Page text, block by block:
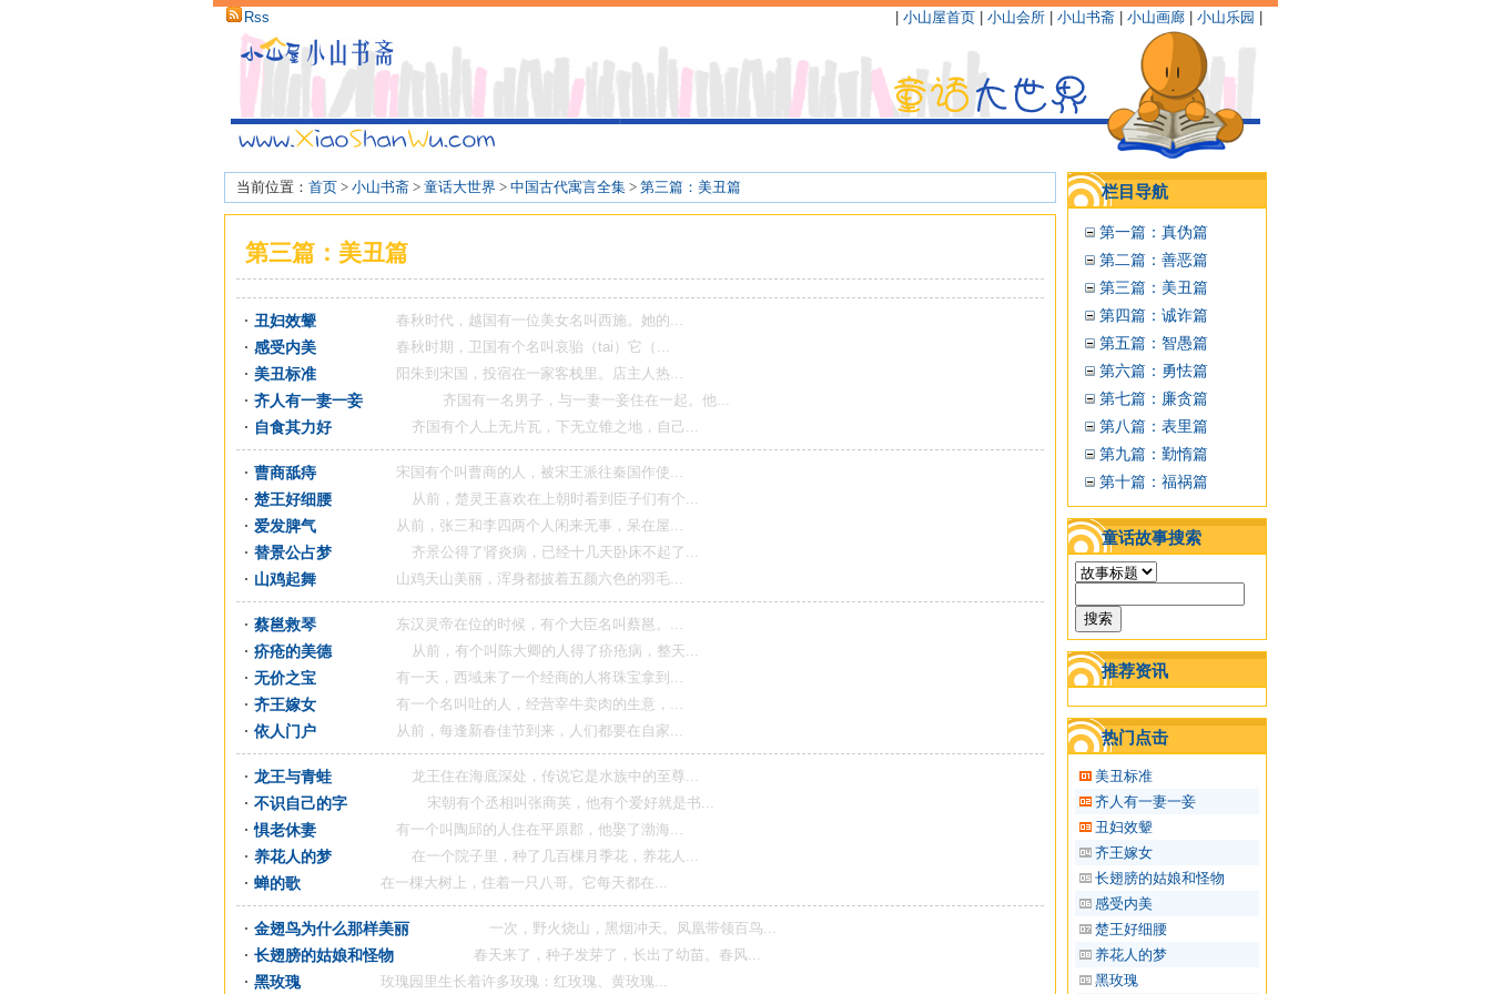
Rss 小山屋首页 小山会所 小山书斋 小山画廊 小山乐园
当前位置： 首页 > 小山书斋 > 童话大世界 > 中国古代寓言全集 > 第三篇：美丑篇
第三篇：美丑篇
丑妇效颦 春秋时代，越国有一位美女名叫西施。她的...
感受内美 春秋时期，卫国有个名叫哀骀（tai）它（...
美丑标准 阳朱到宋国，投宿在一家客栈里。店主人热...
齐人有一妻一妾 齐国有一名男子，与一妻一妾住在一起。他...
自食其力好 齐国有个人上无片瓦，下无立锥之地，自己...
曹商舐痔 宋国有个叫曹商的人，被宋王派往秦国作使...
楚王好细腰 从前，楚灵王喜欢在上朝时看到臣子们有个...
爱发脾气 从前，张三和李四两个人闲来无事，呆在屋...
替景公占梦 齐景公得了肾炎病，已经十几天卧床不起了...
山鸡起舞 山鸡天山美丽，浑身都披着五颜六色的羽毛...
蔡邕救琴 东汉灵帝在位的时候，有个大臣名叫蔡邕。...
疥疮的美德 从前，有个叫陈大卿的人得了疥疮病，整天...
无价之宝 有一天，西域来了一个经商的人将珠宝拿到...
齐王嫁女 有一个名叫吐的人，经营宰牛卖肉的生意，...
依人门户 从前，每逢新春佳节到来，人们都要在自家...
龙王与青蛙 龙王住在海底深处，传说它是水族中的至尊...
不识自己的字 宋朝有个丞相叫张商英，他有个爱好就是书...
惧老休妻 有一个叫陶邱的人住在平原郡，他娶了渤海...
养花人的梦 在一个院子里，种了几百棵月季花，养花人...
蝉的歌 在一棵大树上，住着一只八哥。它每天都在...
金翅鸟为什么那样美丽 一次，野火烧山，黑烟冲天。凤凰带领百鸟...
长翅膀的姑娘和怪物 春天来了，种子发芽了，长出了幼苗。春风...
黑玫瑰 玫瑰园里生长着许多玫瑰：红玫瑰、黄玫瑰...
栏目导航
第一篇：真伪篇
第二篇：善恶篇
第三篇：美丑篇
第四篇：诚诈篇
第五篇：智愚篇
第六篇：勇怯篇
第七篇：廉贪篇
第八篇：表里篇
第九篇：勤惰篇
第十篇：福祸篇
童话故事搜索
推荐资讯
热门点击
美丑标准
齐人有一妻一妾
丑妇效颦
齐王嫁女
长翅膀的姑娘和怪物
感受内美
楚王好细腰
养花人的梦
黑玫瑰